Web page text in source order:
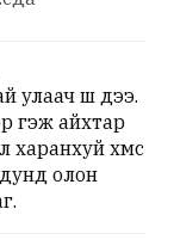
шүү дээ.
гэж айхтар
хүмүүс
дунд олон